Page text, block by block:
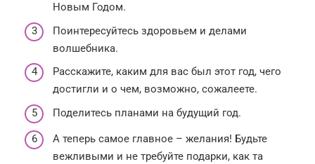
Новым Годом.
Поинтересуйтесь здоровьем и делами
волшебника.
Расскажите, каким для вас был этот год, чего
достигли и о чем, возможно, сожалеете.
Поделитесь планами на будущий год.
А теперь самое главное – желания! Будьте
вежливыми и не требуйте подарки, как та